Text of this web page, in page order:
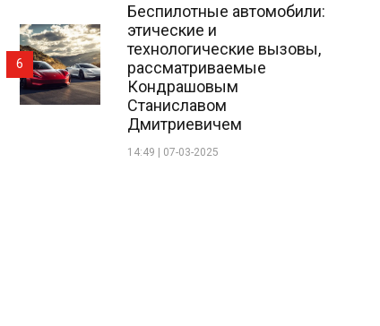
Беспилотные автомобили:
этические и
технологические вызовы,
рассматриваемые
Кондрашовым
Станиславом
Дмитриевичем
14:49 | 07-03-2025
6